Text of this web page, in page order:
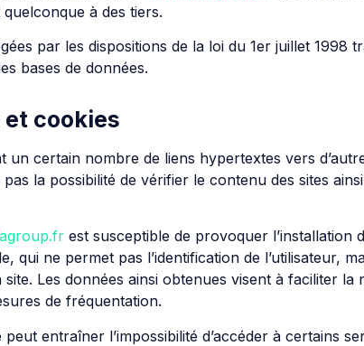
à des tiers.
par les dispositions de la loi du 1er juillet 1998
bases de données.
cookies
un certain nombre de liens hypertextes vers
la possibilité de vérifier le contenu des sites
est susceptible de provoquer l’installation
qui ne permet pas l’identification de l’utilisateur,
Les données ainsi obtenues visent à faciliter
de fréquentation.
entraîner l’impossibilité d’accéder à certains